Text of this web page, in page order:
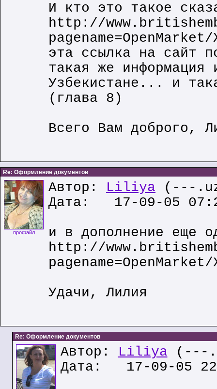
И кто это такое
http://
эта ссылка на сайт
такая же информация
Узбекистане... и
(глава 8)
Всего Вам доброго,
Re: Оформление документов
профайл
Автор: Liliya (---
Дата: 17-09-05
и в дополнение еще
http://
Удачи, Лилия
Re: Оформление документов
Автор: Liliya (---
Дата: 17-09-05